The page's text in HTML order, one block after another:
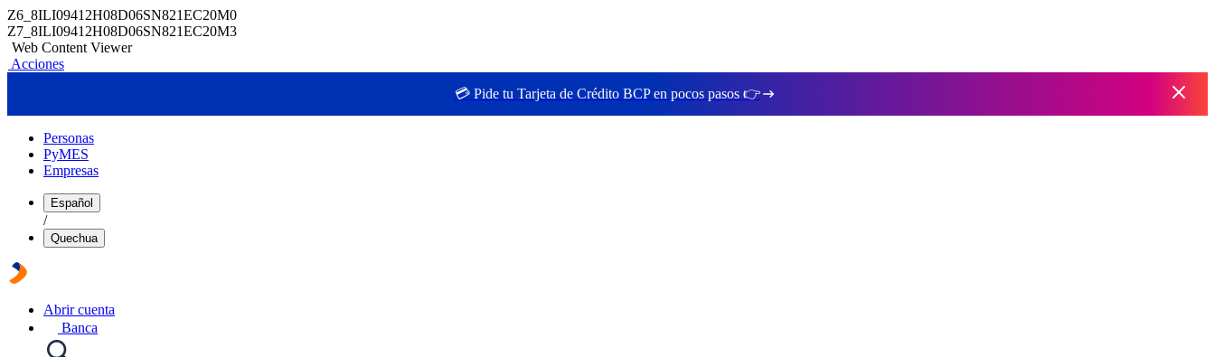
Z6_8ILI09412H08D06SN821EC20M0
Z7_8ILI09412H08D06SN821EC20M3
Web Content Viewer
Acciones
💳 Pide tu Tarjeta de Crédito BCP en pocos pasos 👉
Personas
PyMES
Empresas
Español
/
Quechua
Abrir cuenta
Banca